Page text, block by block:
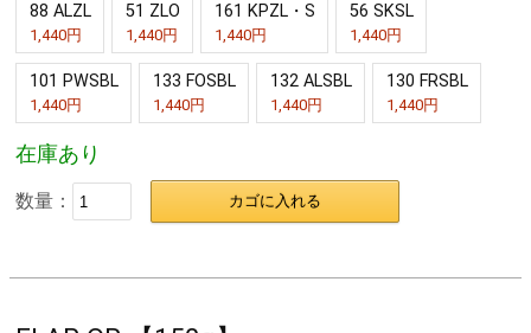
88 ALZL
1,440円
51 ZLO
1,440円
161 KPZL・S
1,440円
56 SKSL
1,440円
101 PWSBL
1,440円
133 FOSBL
1,440円
132 ALSBL
1,440円
130 FRSBL
1,440円
在庫あり
数量： カゴに入れる